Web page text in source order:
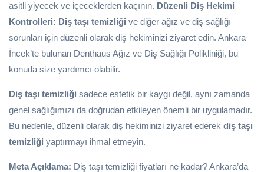
asitli yiyecek ve içeceklerden kaçının. Düzenli Diş Hekimi
Kontrolleri: Diş taşı temizliği ve diğer ağız ve diş sağlığı
sorunları için düzenli olarak diş hekiminizi ziyaret edin. Ankara
İncek’te bulunan Denthaus Ağız ve Diş Sağlığı Polikliniği, bu
konuda size yardımcı olabilir.
Diş taşı temizliği sadece estetik bir kaygı değil, aynı zamanda
genel sağlığımızı da doğrudan etkileyen önemli bir uygulamadır.
Bu nedenle, düzenli olarak diş hekiminizi ziyaret ederek diş taşı
temizliği yaptırmayı ihmal etmeyin.
Meta Açıklama: Diş taşı temizliği fiyatları ne kadar? Ankara’da